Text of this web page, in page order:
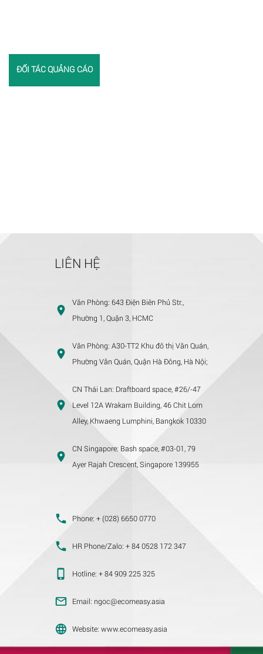
ĐỐI TÁC QUẢNG CÁO
LIÊN HỆ
Văn Phòng: 643 Điện Biên Phủ Str.,
Phường 1, Quận 3, HCMC
Văn Phòng: A30-TT2 Khu đô thị Văn Quán,
Phường Văn Quán, Quận Hà Đông, Hà Nội;
CN Thái Lan: Draftboard space, #26/-47
Level 12A Wrakarn Building, 46 Chit Lom
Alley, Khwaeng Lumphini, Bangkok 10330
CN Singapore: Bash space, #03-01, 79
Ayer Rajah Crescent, Singapore 139955
Phone: + (028) 6650 0770
HR Phone/Zalo: + 84 0528 172 347
Hotline: + 84 909 225 325
Email: ngoc@ecomeasy.asia
Website: www.ecomeasy.asia